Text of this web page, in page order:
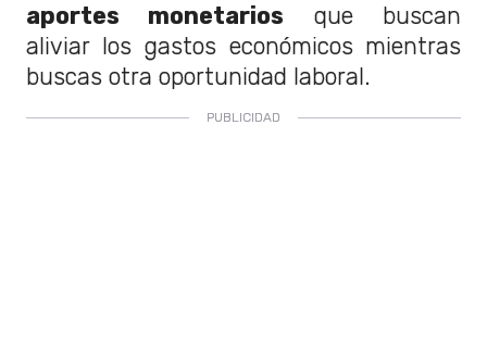
aportes monetarios que buscan
aliviar los gastos económicos mientras
buscas otra oportunidad laboral.